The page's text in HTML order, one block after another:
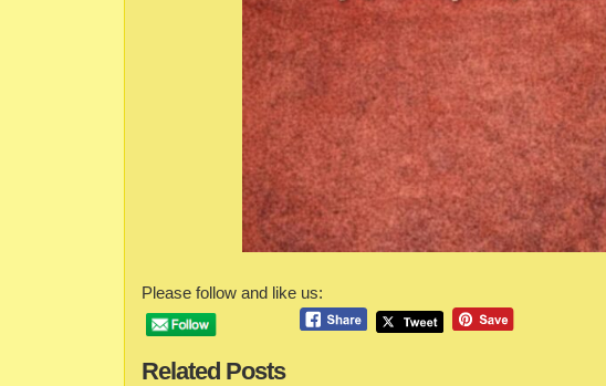
Please follow and like us:
Related Posts